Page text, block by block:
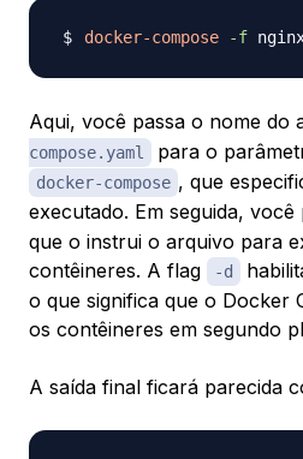
docker-compose -f
Aqui, você passa o nome do
compose.yaml
para o
docker-compose , que
executado. Em seguida,
que o instrui o arquivo para
contêineres. A flag
-d
o que significa que o Docker
os contêineres em segundo
A saída final ficará parecida